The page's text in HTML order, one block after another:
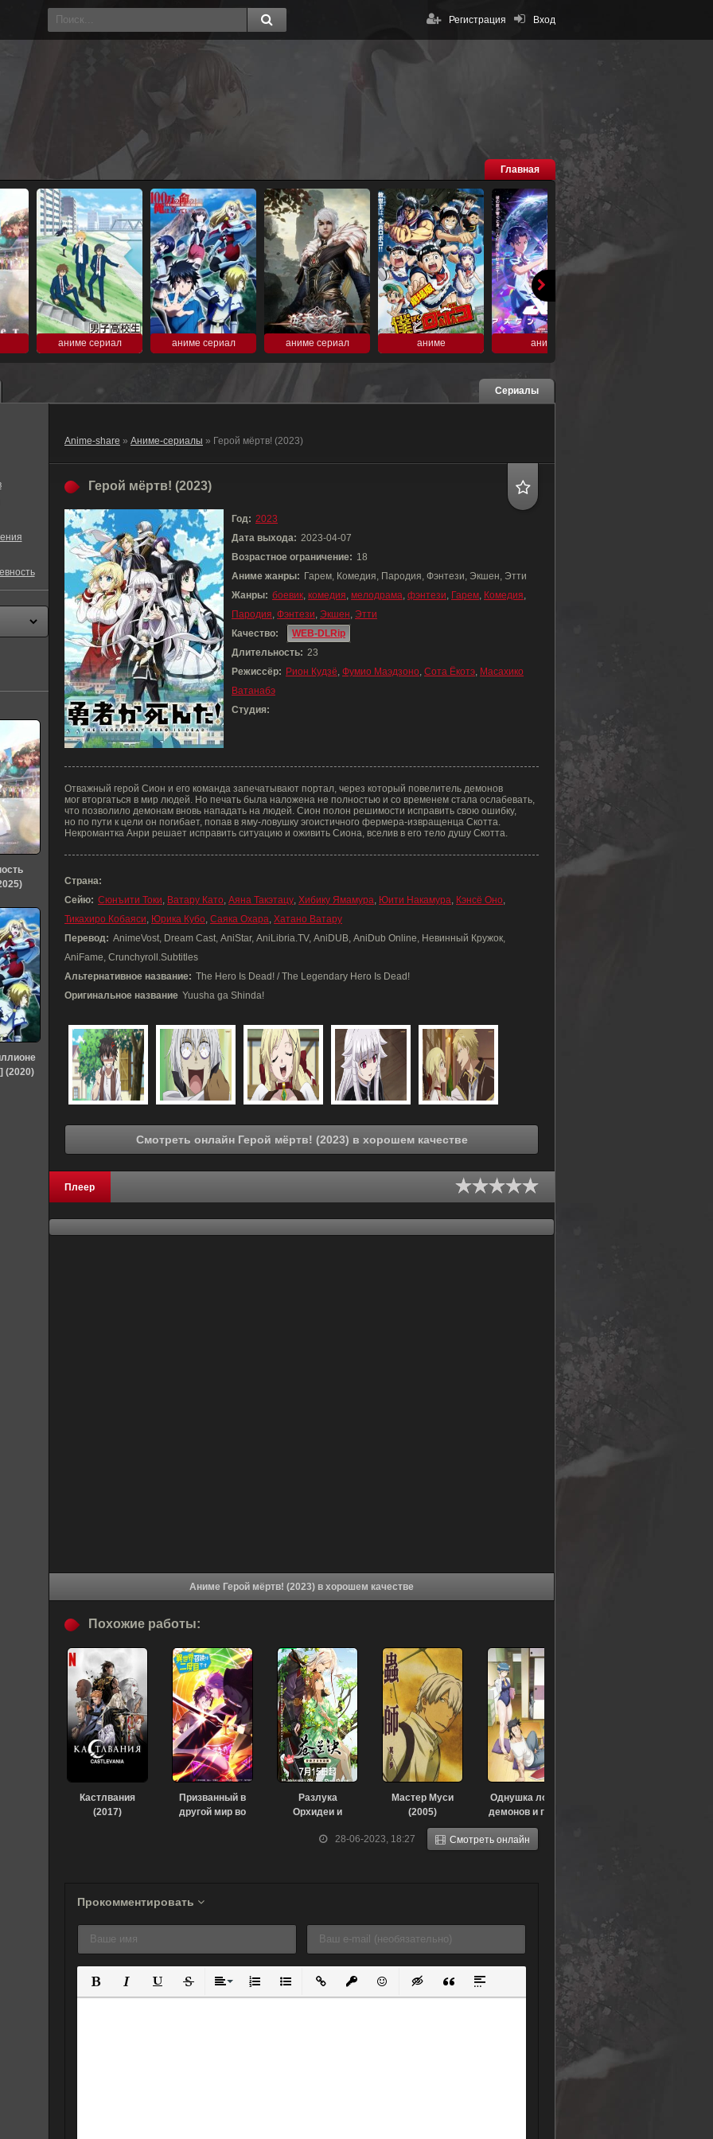
Вход
Регистрация
Главная
аниме сериал аниме сериал аниме сериал аниме аниме
Сериалы
Anime-share » Аниме-сериалы » Герой мёртв! (2023)
Герой мёртв! (2023)
Год: 2023
Дата выхода: 2023-04-07
Возрастное ограничение: 18
Аниме жанры: Гарем, Комедия, Пародия, Фэнтези, Экшен, Этти
Жанры: боевик, комедия, мелодрама, фэнтези, Гарем, Комедия,
Пародия, Фэнтези, Экшен, Этти
Качество:
WEB-DLRip
Длительность: 23
Режиссёр: Рион Кудзё, Фумио Маэдзоно, Сота Ёкотэ, Масахико
Ватанабэ
Студия:
Отважный герой Сион и его команда запечатывают портал, через который повелитель демонов
мог вторгаться в мир людей. Но печать была наложена не полностью и со временем стала ослабевать,
что позволило демонам вновь нападать на людей. Сион полон решимости исправить свою ошибку,
но по пути к цели он погибает, попав в яму-ловушку эгоистичного фермера-извращенца Скотта.
Некромантка Анри решает исправить ситуацию и оживить Сиона, вселив в его тело душу Скотта.
Страна:
Сейю: Сюнъити Токи, Ватару Като, Аяна Такэтацу, Хибику Ямамура, Юити Накамура, Кэнсё Оно,
Тикахиро Кобаяси, Юрика Кубо, Саяка Охара, Хатано Ватару
Перевод: AnimeVost, Dream Cast, AniStar, AniLibria.TV, AniDUB, AniDub Online, Невинный Кружок,
AniFame, Crunchyroll.Subtitles
Альтернативное название: The Hero Is Dead! / The Legendary Hero Is Dead!
Оригинальное название Yuusha ga Shinda!
Смотреть онлайн Герой мёртв! (2023) в хорошем качестве
Плеер
Аниме Герой мёртв! (2023) в хорошем качестве
28-06-2023, 18:27 Смотреть онлайн
Похожие работы:
Кастлвания
(2017)
Призванный в
другой мир во
Разлука
Орхидеи и
демонов (2022)
Мастер Муси
(2005)
Однушка лорда
демонов и героя
(2023)
Прокомментировать
Полужирный
КурсивПодчеркнутый
ЗачеркнутыйВыравнивание
Нумерованный список
Маркированный список
Вставить ссылку
Вставить защищенную ссылку
Вставить смайлик
Вставка скрытого текста
Вставка цитаты
Вставка спойлера
(2020)